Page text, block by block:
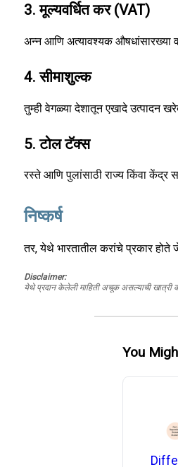
3. मूल्यवर्धित कर (VAT)
अन्न आणि अत्यावश्यक औषधांसारख्या
4. सीमाशुल्क
तुम्ही वेगळ्या देशातून एखादे उत्पादन
5. टोल टॅक्स
रस्ते आणि पुलांसाठी राज्य किंवा
निष्कर्ष
तर, येथे भारतातील करांचे प्रकार होते
Disclaimer:
येथे प्रदान केलेली माहिती अचूक असल्याची खात्री
You